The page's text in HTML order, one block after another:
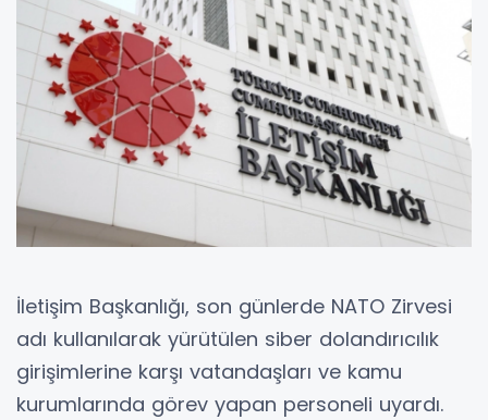
İletişim Başkanlığı, son günlerde NATO Zirvesi
adı kullanılarak yürütülen siber dolandırıcılık
girişimlerine karşı vatandaşları ve kamu
kurumlarında görev yapan personeli uyardı.